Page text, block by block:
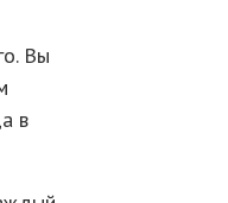
Вы
в